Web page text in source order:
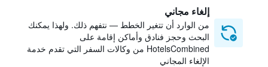
إلغاء مجاني
من الوارد أن تتغير الخطط — نتفهم ذلك. ولهذا يمكنك
البحث وحجز فنادق وأماكن إقامة على
HotelsCombined من وكالات السفر التي تقدم خدمة
الإلغاء المجاني